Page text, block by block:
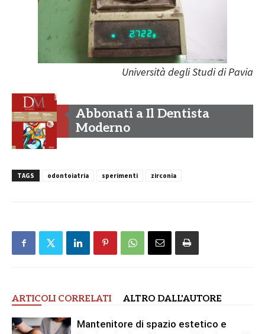
Università degli Studi di Pavia
Abbonati a Il Dentista
Moderno
TAGS odontoiatria sperimenti zirconia
ARTICOLI CORRELATI ALTRO DALL'AUTORE
Mantenitore di spazio estetico e